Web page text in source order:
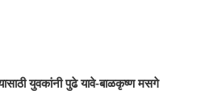
युवकांनी पुढे यावे-बाळकृष्ण मसगे